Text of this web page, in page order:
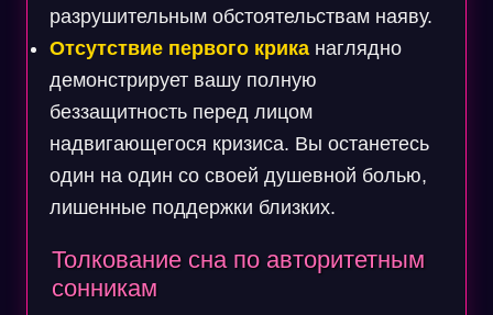
разрушительным обстоятельствам наяву.
Отсутствие первого криканаглядно
демонстрирует вашу полную
беззащитность перед лицом
надвигающегося кризиса. Вы останетесь
один на один со своей душевной болью,
лишенные поддержки близких.
Толкование сна по авторитетным
сонникам